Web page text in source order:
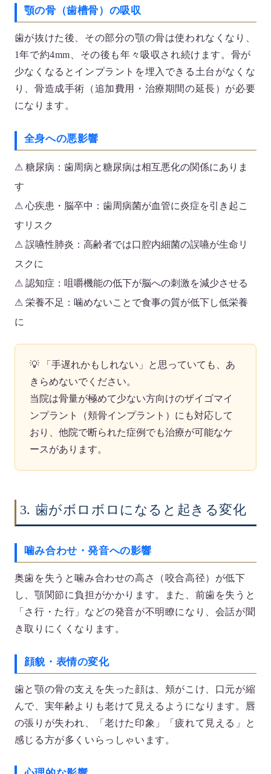
顎の骨（歯槽骨）の吸収
歯が抜けた後、その部分の顎の骨は使われなくなり、
1年で約4mm、その後も年々吸収され続けます。骨が
少なくなるとインプラントを埋入できる土台がなくな
り、骨造成手術（追加費用・治療期間の延長）が必要
になります。
全身への悪影響
⚠ 糖尿病： 歯周病と糖尿病は相互悪化の関係にありま
す
⚠ 心疾患・脳卒中： 歯周病菌が血管に炎症を引き起こ
すリスク
⚠ 誤嚥性肺炎： 高齢者では口腔内細菌の誤嚥が生命リ
スクに
⚠ 認知症： 咀嚼機能の低下が脳への刺激を減少させる
⚠ 栄養不足： 噛めないことで食事の質が低下し低栄養
に
💡
「手遅れかもしれない」と思っていても、あ
きらめないでください。
当院は骨量が極めて少ない方向けのザイゴマイ
ンプラント（頬骨インプラント） にも対応して
おり、他院で断られた症例でも治療が可能なケ
ースがあります。
3. 歯がボロボロになると起きる変化
噛み合わせ・発音への影響
奥歯を失うと噛み合わせの高さ（咬合高径）が低下
し、顎関節に負担がかかります。また、前歯を失うと
「さ行・た行」などの発音が不明瞭になり、会話が聞
き取りにくくなります。
顔貌・表情の変化
歯と顎の骨の支えを失った顔は、頬がこけ、口元が縮
んで、実年齢よりも老けて見えるようになります。唇
の張りが失われ、「老けた印象」「疲れて見える」と
感じる方が多くいらっしゃいます。